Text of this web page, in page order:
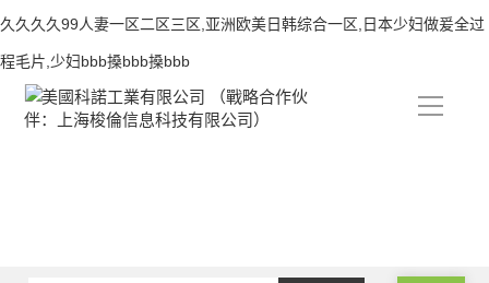
久久久久99人妻一区二区三区,亚洲欧美日韩综合一区,日本少妇做爰全过
程毛片,少妇bbb搡bbb搡bbb
导